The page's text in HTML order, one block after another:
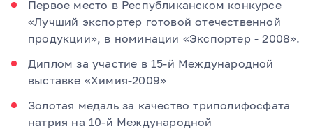
Первое место в Республиканском конкурсе
«Лучший экспортер готовой отечественной
продукции», в номинации «Экспортер - 2008».
Диплом за участие в 15-й Международной
выставке «Химия-2009»
Золотая медаль за качество триполифосфата
натрия на 10-й Международной